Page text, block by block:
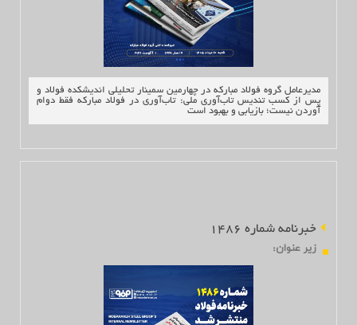
ارتباط با ما
مدیرعامل گروه فولاد مبارکه در چهارمین سمینار تحلیلی اندیشکده فولاد و
پس از کسب تندیس تاب‌آوری ملی: تاب‌آوری در فولاد مبارکه فقط دوام
آوردن نیست؛ بازیابی و بهبود است
خبرنامه شماره 1486
زير عنوان: